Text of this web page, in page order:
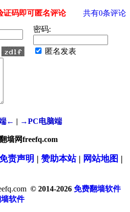
证码即可匿名评论 共有0条评论
密码:
匿名发表
← | →PC电脑端
墙网freefq.com
责声明 | 赞助本站| 网站地图 |
© 2014-2026 免费翻墙软件
软件